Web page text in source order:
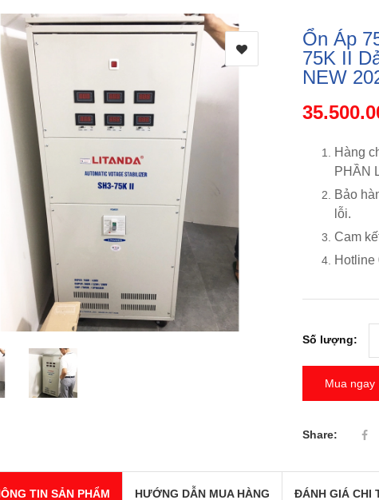
Ổn Áp
75K II
NEW
Hàng
PHẦN
Bảo
lỗi.
Cam
Hotline
Số lượng:
Mua ngay
Share:
TIN SẢN PHẨM HƯỚNG DẪN MUA HÀNG ĐÁNH GIÁ CHI